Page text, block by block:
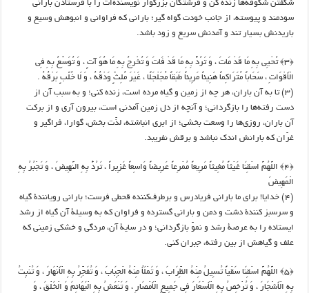
شکفتن شکوفه‌ها زنده کن و فرشتگان بزرگوار نویسنده‌ات را با فرستادن بارانی
سودمند و پیوسته، از جانب خودت گواه گیر؛ بارانی که فراوانی و انبوهش وسیع و
باریدنش بسیار تند و آمدنش سریع و زود باشد.
﴿۳﴾ تُحْيِي بِهِ مَا قَدْ مَاتَ ، وَ تَرُدُّ بِهِ مَا قَدْ فَاتَ وَ تُخْرِجُ بِهِ مَا هُوَ آتٍ ، وَ تُوَسِّعُ بِهِ فِي
الْأَقْوَاتِ ، سَحَاباً مُتَرَاكِماً هَنِيئاً مَرِيئاً طَبَقاً مُجَلْجَلًا ، غَيْرَ مُلِثٍّ وَدْقُهُ ، وَ لَا خُلَّبٍ بَرْقُهُ .
(۳) تا به آن باران، هر چه از زمین و گیاه مرده است، زنده کنی؛ و به سبب آن از
دست رفته‌ها را بازگردانی؛ و آنچه از دل زمین آمدنی است، بیرون آری و از برکت
آن باران، روزی‌ها را وسعت بخشی؛ از ابری انباشته، لذّت بخش، گوارا، فراگیر و
غرّان‌ که بارانش اندک نباشد و برقش نفریبد.
﴿۴﴾ اللَّهُمَّ اسْقِنَا غَيْثاً مُغِيثاً مَرِيعاً مُمْرِعاً عَرِيضاً وَاسِعاً غَزِيراً ، تَرُدُّ بِهِ النَّهِيضَ ، وَ تَجْبُرُ بِهِ
الْمَهِيضَ
(۴) خدایا! برای ما بارانی فریادرس و برطرف‌کننده قحطی فرست؛ بارانی رویانندۀ گیاه
و سرسبز کنندۀ دشت و دمن و بارانی گسترده و فراوان ‌که به وسیلۀ آن گیاه از رشد
ایستاده را به عرصۀ رشد و نموّ بازگردانی؛ و در سایۀ آن، مردگی و خشکی زمینی که
علف و گیاهش از بین رفته، جبران کنی.
﴿۵﴾ اللَّهُمَّ اسْقِنَا سَقْياً تُسِيلُ مِنْهُ الظِّرَابَ ، وَ تَمْلَأُ مِنْهُ الْجِبَابَ ، وَ تُفَجِّرُ بِهِ الْأَنْهَارَ ، وَ تُنْبِتُ
بِهِ الْأَشْجَارَ ، وَ تُرْخِصُ بِهِ الْأَسْعَارَ فِي جَمِيعِ الْأَمْصَارِ ، وَ تَنْعَشُ بِهِ الْبَهَائِمَ وَ الْخَلْقَ ، وَ